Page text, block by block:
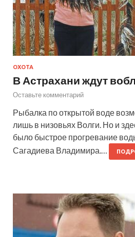
ОХОТА
В Астрахани ждут
Оставьте комментарий
Рыбалка по открытой воде
лишь в низовьях Волги. Но и
было быстрое прогревание
Сагадиева Владимира.…